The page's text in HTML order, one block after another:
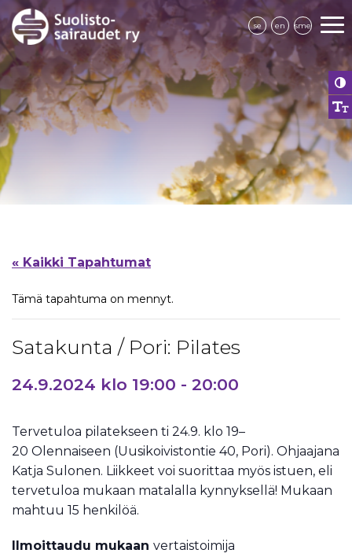
se en sme
« Kaikki Tapahtumat
Tämä tapahtuma on mennyt.
Satakunta / Pori: Pilates
24.9.2024 klo 19:00 - 20:00
Tervetuloa pilatekseen ti 24.9. klo 19–
20 Olennaiseen (Uusikoivistontie 40, Pori). Ohjaajana
Katja Sulonen. Liikkeet voi suorittaa myös istuen, eli
tervetuloa mukaan matalalla kynnyksellä! Mukaan
mahtuu 15 henkilöä.
Ilmoittaudu mukaan vertaistoimija